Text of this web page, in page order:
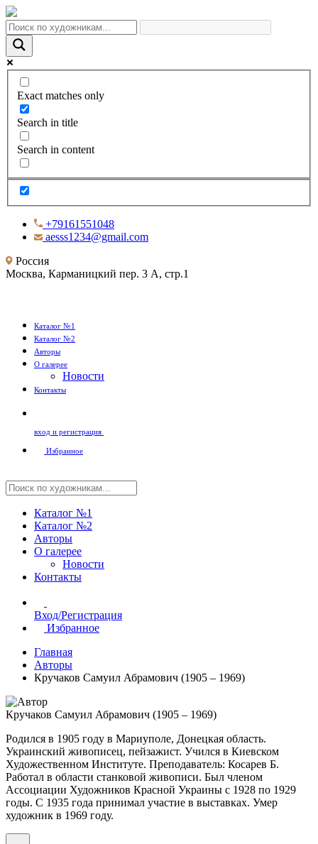
Exact matches only
Search in title
Search in content
+79161551048
aesss1234@gmail.com
Россия
Москва, Карманицкий пер. 3 А, стр.1
Каталог №1
Каталог №2
Авторы
О галерее
Новости
Контакты
вход и регистрация
Избранное
Каталог №1
Каталог №2
Авторы
О галерее
Новости
Контакты
Вход/Регистрация
Избранное
Главная
Авторы
Кручаков Самуил Абрамович (1905 – 1969)
Кручаков Самуил Абрамович (1905 – 1969)
Родился в 1905 году в Мариуполе, Донецкая область.
Украинский живописец, пейзажист. Учился в Киевском
Художественном Институте. Преподаватель: Косарев Б.
Работал в области станковой живописи. Был членом
Ассоциации Художников Красной Украины с 1928 по 1929
годы. С 1935 года принимал участие в выставках. Умер
художник в 1969 году.